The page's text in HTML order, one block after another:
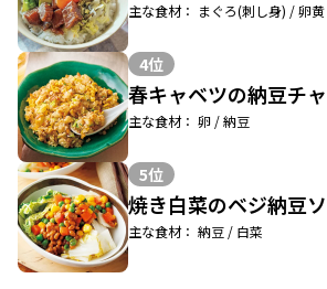
主な食材： まぐろ(刺し身) / 卵黄
4位
春キャベツの納豆チ
主な食材： 卵 / 納豆
5位
焼き白菜のベジ納豆
主な食材： 納豆 / 白菜